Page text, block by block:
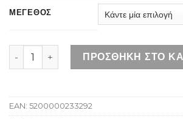
ΜΕΓΕΘΟΣ
MEXX MF006307041W WINE RED
ΠΡΟΣΘΉΚΗ ΣΤΟ
EAN: 5200000233292